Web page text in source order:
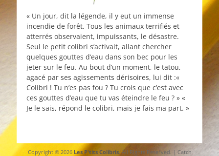
« Un jour, dit la légende, il y eut un immense
incendie de forêt. Tous les animaux terrifiés et
atterrés observaient, impuissants, le désastre.
Seul le petit colibri s’activait, allant chercher
quelques gouttes d’eau dans son bec pour les
jeter sur le feu. Au bout d’un moment, le tatou,
agacé par ses agissements dérisoires, lui dit :«
Colibri ! Tu n’es pas fou ? Tu crois que c’est avec
ces gouttes d’eau que tu vas éteindre le feu ? » «
Je le sais, répond le colibri, mais je fais ma part. »
Copyright © 2026 Les P'tits Colibris. All Rights Reserved. | Catch